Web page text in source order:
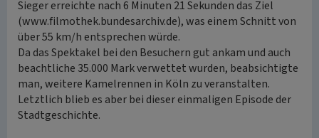
Sieger erreichte nach 6 Minuten 21 Sekunden das Ziel
(www.filmothek.bundesarchiv.de), was einem Schnitt von
über 55 km/h entsprechen würde.
Da das Spektakel bei den Besuchern gut ankam und auch
beachtliche 35.000 Mark verwettet wurden, beabsichtigte
man, weitere Kamelrennen in Köln zu veranstalten.
Letztlich blieb es aber bei dieser einmaligen Episode der
Stadtgeschichte.